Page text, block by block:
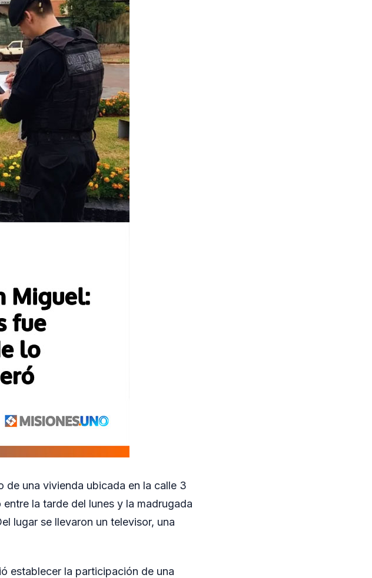
de una vivienda ubicada en la calle 3
la tarde del lunes y la madrugada
lugar se llevaron un televisor, una
establecer la participación de una